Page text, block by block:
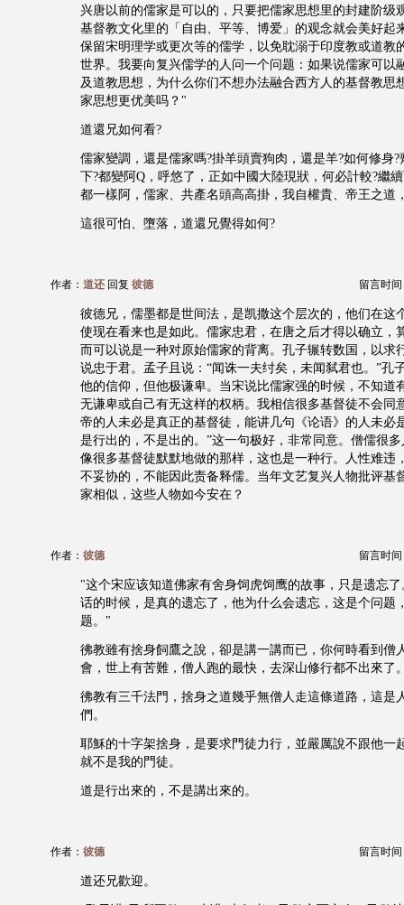
兴唐以前的儒家是可以的，只要把儒家思想里的封建阶级
基督教文化里的「自由、平等、博爱」的观念就会美好起
保留宋明理学或更次等的儒学，以免耽溺于印度教或道教
世界。我要向复兴儒学的人问一个问题：如果说儒家可以
及道教思想，为什么你们不想办法融合西方人的基督教思
家思想更优美吗？"
道還兄如何看?
儒家變調，還是儒家嗎?掛羊頭賣狗肉，還是羊?如何修身
下?都變阿Q，呼悠了，正如中國大陸現狀，何必計較?繼
都一樣阿，儒家、共產名頭高高掛，我自權貴、帝王之道
這很可怕、墮落，道還兄覺得如何?
作者： 道还 回复 彼德 留言时间
彼德兄，儒墨都是世间法，是凯撒这个层次的，他们在这
使现在看来也是如此。儒家忠君，在唐之后才得以确立，
而可以说是一种对原始儒家的背离。孔子辗转数国，以求
说忠于君。孟子且说：“闻诛一夫纣矣，未闻弑君也。”孔
他的信仰，但他极谦卑。当宋说比儒家强的时候，不知道
无谦卑或自己有无这样的权柄。我相信很多基督徒不会同
帝的人未必是真正的基督徒，能讲几句《论语》的人未必
是行出的，不是出的。”这一句极好，非常同意。僧儒很
像很多基督徒默默地做的那样，这也是一种行。人性难违
不妥协的，不能因此责备释儒。当年文艺复兴人物批评基
家相似，这些人物如今安在？
作者： 彼德 留言时间
"这个宋应该知道佛家有舍身饲虎饲鹰的故事，只是遗忘
话的时候，是真的遗忘了，他为什么会遗忘，这是个问题
题。"
彿教雖有捨身飼鷹之說，卻是講一講而已，你何時看到僧
會，世上有苦難，僧人跑的最快，去深山修行都不出來了
彿教有三千法門，捨身之道幾乎無僧人走這條道路，這是
們。
耶穌的十字架捨身，是要求門徒力行，並嚴厲說不跟他一
就不是我的門徒。
道是行出來的，不是講出來的。
作者： 彼德 留言时间
道还兄歡迎。